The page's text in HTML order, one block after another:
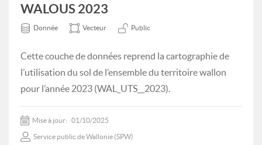
WALOUS 2023
Donnée Vecteur Public
Cette couche de données reprend la cartographie de
l’utilisation du sol de l’ensemble du territoire wallon
pour l’année 2023 (WAL_UTS__2023).
Mise à jour: 01/10/2025
Service public de Wallonie (SPW)